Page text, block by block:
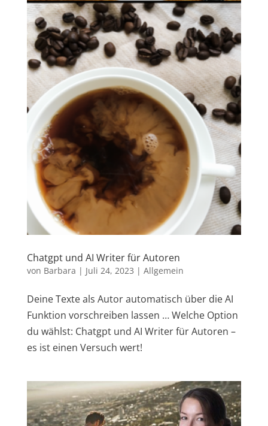
Chatgpt und AI Writer für Autoren
von Barbara | Juli 24, 2023 | Allgemein
Deine Texte als Autor automatisch über die AI
Funktion vorschreiben lassen … Welche Option
du wählst: Chatgpt und AI Writer für Autoren –
es ist einen Versuch wert!